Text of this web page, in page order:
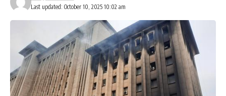
Last updated: October 10, 2025 10:02 am